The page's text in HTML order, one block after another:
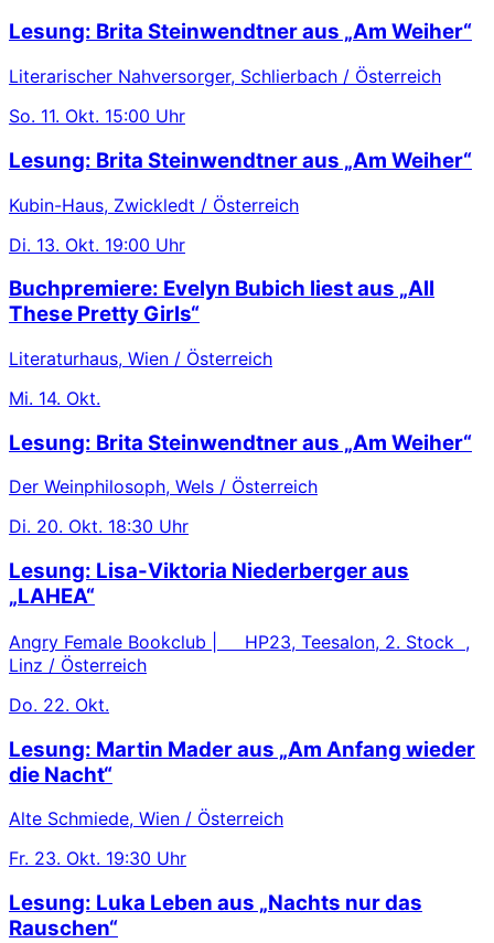
Lesung: Brita Steinwendtner aus „Am Weiher“
Literarischer Nahversorger, Schlierbach / Österreich
So. 11. Okt. 15:00 Uhr
Lesung: Brita Steinwendtner aus „Am Weiher“
Kubin-Haus, Zwickledt / Österreich
Di. 13. Okt. 19:00 Uhr
Buchpremiere: Evelyn Bubich liest aus „All
These Pretty Girls“
Literaturhaus, Wien / Österreich
Mi. 14. Okt.
Lesung: Brita Steinwendtner aus „Am Weiher“
Der Weinphilosoph, Wels / Österreich
Di. 20. Okt. 18:30 Uhr
Lesung: Lisa-Viktoria Niederberger aus
„LAHEA“
Angry Female Bookclub | HP23, Teesalon, 2. Stock ,
Linz / Österreich
Do. 22. Okt.
Lesung: Martin Mader aus „Am Anfang wieder
die Nacht“
Alte Schmiede, Wien / Österreich
Fr. 23. Okt. 19:30 Uhr
Lesung: Luka Leben aus „Nachts nur das
Rauschen“